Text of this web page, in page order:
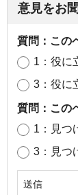
意見をお
質問：この
1：役に
3：役に
質問：この
1：見つ
3：見つ